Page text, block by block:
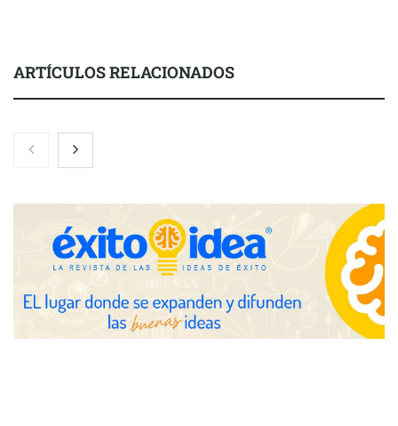
ARTÍCULOS RELACIONADOS
El 82% de empresas industriales no encuentra personal
disponible: 100.000€ para formar nuevos profesionales
Nicols presenta seis modelos de anillos de compromiso para el
eclipse solar del 12 de agosto
avanzadas para trading estratégico